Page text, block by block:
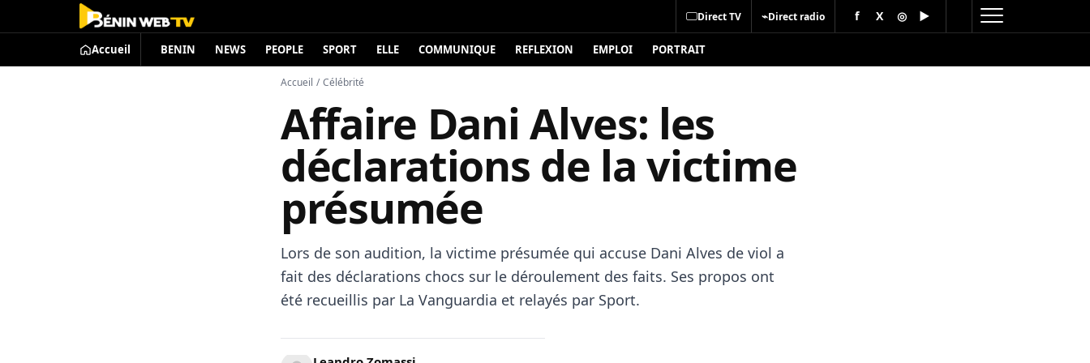
Direct TV ⌁Direct radio f X ◎ ▶
Accueil BENIN NEWS PEOPLE SPORT ELLE COMMUNIQUE REFLEXION EMPLOI PORTRAIT
Accueil / Célébrité
Affaire Dani Alves: les
déclarations de la victime
présumée
Lors de son audition, la victime présumée qui accuse Dani Alves de viol a
fait des déclarations chocs sur le déroulement des faits. Ses propos ont
été recueillis par La Vanguardia et relayés par Sport.